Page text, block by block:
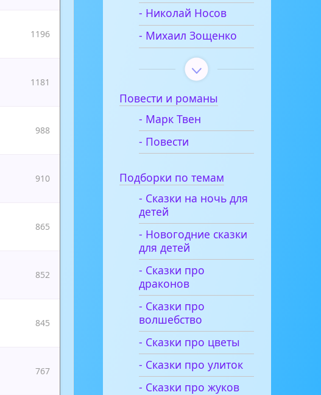
1196
1181
988
910
865
852
845
767
- Николай Носов
- Михаил Зощенко
Повести и романы
- Марк Твен
- Повести
Подборки по темам
- Сказки на ночь для
детей
- Новогодние сказки
для детей
- Сказки про
драконов
- Сказки про
волшебство
- Сказки про цветы
- Сказки про улиток
- Сказки про жуков